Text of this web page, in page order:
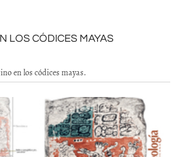
LOS CÓDICES MAYAS
en los códices mayas.